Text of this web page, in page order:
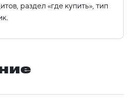
раздел «где купить», тип